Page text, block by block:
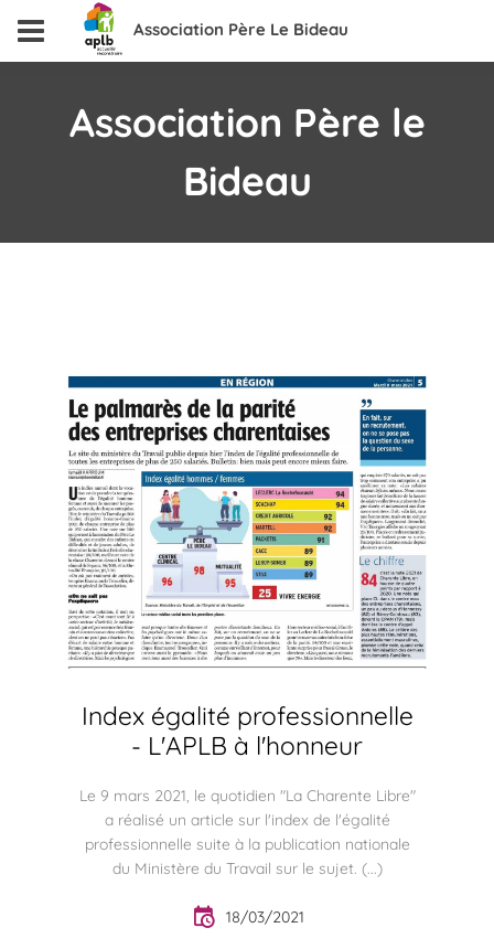
Association Père Le Bideau
Association Père le
Bideau
Index égalité professionnelle
- L'APLB à l'honneur
Le 9 mars 2021, le quotidien "La Charente Libre"
a réalisé un article sur l'index de l'égalité
professionnelle suite à la publication nationale
du Ministère du Travail sur le sujet. (...)
18/03/2021